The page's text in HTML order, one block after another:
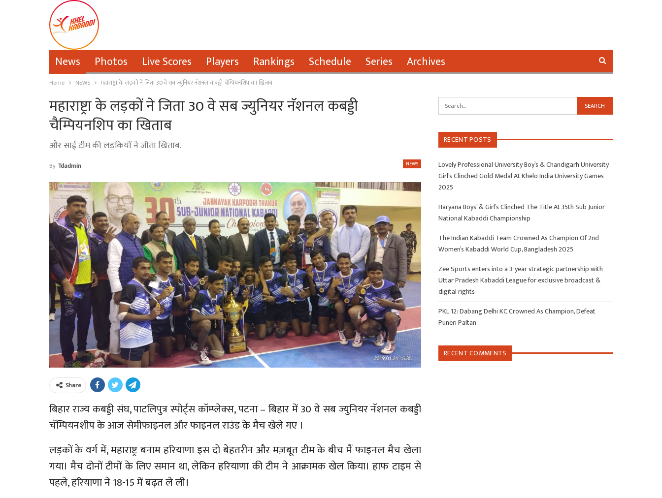
News Photos Live Scores Players Rankings Schedule Series Archives
Home NEWS महाराष्ट्रा के लड़कों ने जिता 30 वे सब ज्युनियर नॅशनल कबड्डी चैम्पियनशिप का खिताब
महाराष्ट्रा के लड़कों ने जिता 30 वे सब ज्युनियर नॅशनल कबड्डी
चैम्पियनशिप का खिताब
और साई टीम की लड़कियों ने जीता खिताब.
NEWS
By Tdadmin
Share
बिहार राज्य कबड्डी संघ, पाटलिपुत्र स्पोर्ट्स कॉम्प्लेक्स, पटना – बिहार में 30 वे सब ज्युनियर नॅशनल कबड्डी
चॅम्पियनशीप के आज सेमीफाइनल और फाइनल राउंड के मैच खेले गए ।
लड़कों के वर्ग में, महाराष्ट्र बनाम हरियाणा इस दो बेहतरीन और मज़बूत टीम के बीच मैं फाइनल मैच खेला
गया। मैच दोनों टीमों के लिए समान था, लेकिन हरियाणा की टीम ने आक्रामक खेल किया। हाफ टाइम से
पहले, हरियाणा ने 18-15 में बढ़त ले ली।
RECENT POSTS
Lovely Professional University Boy’s & Chandigarh University
Girl’s Clinched Gold Medal At Khelo India University Games
2025
Haryana Boys’ & Girl’s Clinched The Title At 35th Sub Junior
National Kabaddi Championship
The Indian Kabaddi Team Crowned As Champion Of 2nd
Women’s Kabaddi World Cup, Bangladesh 2025
Zee Sports enters into a 3-year strategic partnership with
Uttar Pradesh Kabaddi League for exclusive broadcast &
digital rights
PKL 12: Dabang Delhi KC Crowned As Champion, Defeat
Puneri Paltan
RECENT COMMENTS